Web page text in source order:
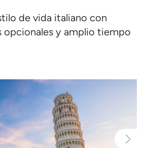
de vida italiano con
opcionales y amplio tiempo